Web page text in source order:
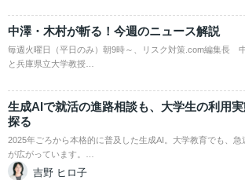
中澤・木村が斬る！今週のニュース解説
毎週火曜日（平日のみ）朝9時～、リスク対策.com編集長
と兵庫県立大学教授…
生成AIで就活の進路相談も、大学生の利用
探る
2025年ごろから本格的に普及した生成AI。大学教育でも、急
が広がっています。…
吉野 ヒロ子